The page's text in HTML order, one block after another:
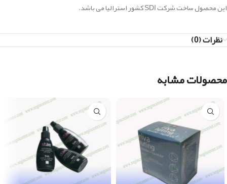
این محصول ساخت شرکت SDI کشور استرالیا می باشد.
نظرات (0)
محصولات مشابه